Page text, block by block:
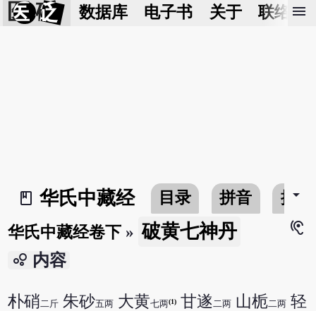
医 砭 数据库 电子书 关于 联络我
menu
book_2
华氏中藏经 目录 拼音 搜寻
arrow_drop_down
华氏中藏经卷下 » 破黄七神丹
hearing
bubble_chart 内容
朴硝二斤 朱砂五两 大黄七两(1) 甘遂二两 山栀二两 轻